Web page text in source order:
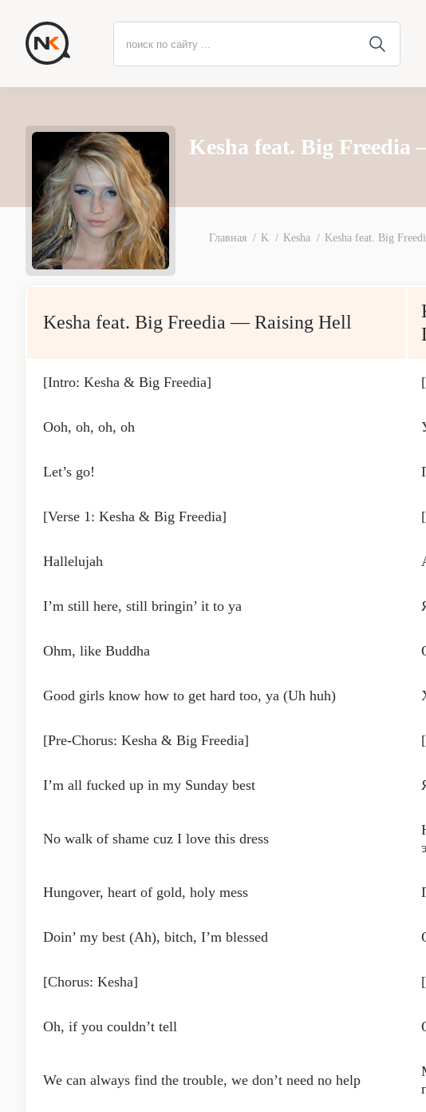
Kesha feat. Big Freedia
Главная K Kesha Kesha feat. Big
Kesha feat. Big Freedia — Raising Hell
[Intro: Kesha & Big Freedia]
Ooh, oh, oh, oh
Let’s go!
[Verse 1: Kesha & Big Freedia]
Hallelujah
I’m still here, still bringin’ it to ya
Ohm, like Buddha
Good girls know how to get hard too, ya (Uh huh)
[Pre-Chorus: Kesha & Big Freedia]
I’m all fucked up in my Sunday best
No walk of shame cuz I love this dress
Hungover, heart of gold, holy mess
Doin’ my best (Ah), bitch, I’m blessed
[Chorus: Kesha]
Oh, if you couldn’t tell
We can always find the trouble, we don’t need no help